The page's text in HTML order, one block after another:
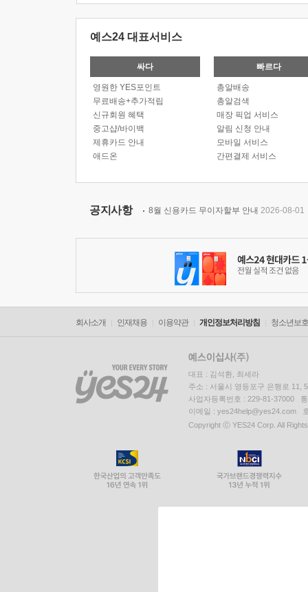
예스24 대표서비스
싸다
영원한 YES포인트
무료배송+추가적립
신규회원 혜택
중고샵/바이백
제휴카드 안내
애드온
빠르다
총알배송
총알검색
매장 픽업 서비스
알림 신청 안내
모바일 서비스
간편결제 서비스
공지사항 8월 신용카드 무이자할부 안내 2026-08-01
회사소개 인재채용 이용약관 개인정보처리방침 청소년보
대표 : 김석환, 최세라
주소 : 서울시 영등포구 은행로 11,
사업자등록번호 : 229-81-37000
이메일 : yes24help@yes24.com
Copyright ⓒ YES24 Corp. All